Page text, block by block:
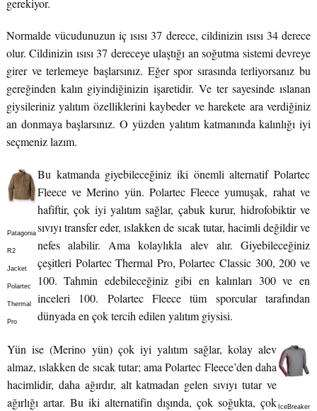
gerekiyor.
Normalde vücudunuzun iç ısısı 37 derece, cildinizin ısısı 34 derece
olur. Cildinizin ısısı 37 dereceye ulaştığı an soğutma sistemi devreye
girer ve terlemeye başlarsınız. Eğer spor sırasında terliyorsanız bu
gereğinden kalın giyindiğinizin işaretidir. Ve ter sayesinde ıslanan
giysileriniz yalıtım özelliklerini kaybeder ve harekete ara verdiğiniz
an donmaya başlarsınız. O yüzden yalıtım katmanında kalınlığı iyi
seçmeniz lazım.
Bu katmanda giyebileceğiniz iki önemli alternatif Polartec
Fleece ve Merino yün. Polartec Fleece yumuşak, rahat ve
hafiftir, çok iyi yalıtım sağlar, çabuk kurur, hidrofobiktir ve
sıvıyı transfer eder, ıslakken de sıcak tutar, hacimli değildir ve
nefes alabilir. Ama kolaylıkla alev alır. Giyebileceğiniz
çeşitleri Polartec Thermal Pro, Polartec Classic 300, 200 ve
100. Tahmin edebileceğiniz gibi en kalınları 300 ve en
inceleri 100. Polartec Fleece tüm sporcular tarafından
dünyada en çok tercih edilen yalıtım giysisi.
Patagonia
R2
Jacket
Polartec
Thermal
Pro
Yün ise (Merino yün) çok iyi yalıtım sağlar, kolay alev
almaz, ıslakken de sıcak tutar; ama Polartec Fleece’den daha
hacimlidir, daha ağırdır, alt katmadan gelen sıvıyı tutar ve
ağırlığı artar. Bu iki alternatifin dışında, çok soğukta, çok IceBreaker